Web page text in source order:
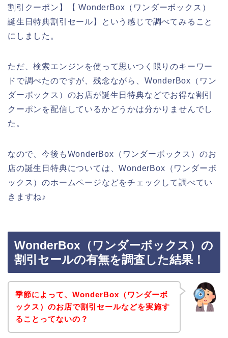
割引クーポン】【 WonderBox（ワンダーボックス）
誕生日特典割引セール】という感じで調べてみること
にしました。
ただ、検索エンジンを使って思いつく限りのキーワー
ドで調べたのですが、残念ながら、WonderBox（ワン
ダーボックス）のお店が誕生日特典などでお得な割引
クーポンを配信しているかどうかは分かりませんでし
た。
なので、今後もWonderBox（ワンダーボックス）のお
店の誕生日特典については、WonderBox（ワンダーボ
ックス）のホームページなどをチェックして調べてい
きますね♪
WonderBox（ワンダーボックス）の
割引セールの有無を調査した結果！
季節によって、WonderBox（ワンダーボ
ックス）のお店で割引セールなどを実施す
ることってないの？